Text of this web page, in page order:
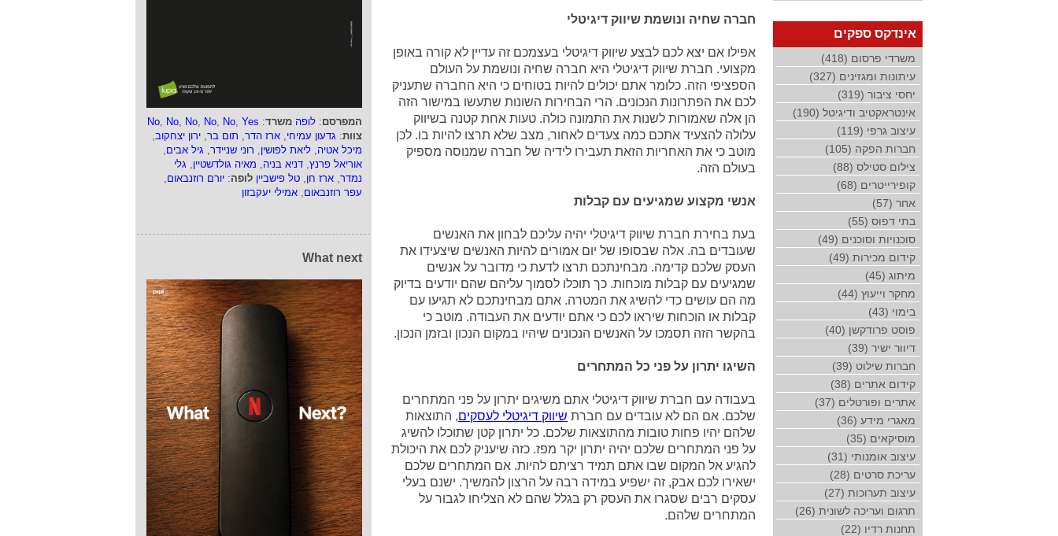
המפרסם: לופה משרד:
No, No, No, No, No, Yes
צוות: גדעון עמיחי, ארז הדר, תום בר, ירון יצחקוב,
מיכל אטיה, ליאת לפושין, רוני שניידר, גיל אבים,
אוריאל פרנץ, דניא בניה, מאיה גולדשטיין, גלי
נמדר, ארז חן, טל פישביין לופה: יורם רוזנבאום,
עפר רוזנבאום, אמילי יעקבזון
What next
חברה שחיה ונושמת שיווק דיגיטלי
אפילו אם יצא לכם לבצע שיווק דיגיטלי בעצמכם זה עדיין לא קורה באופן
מקצועי. חברת שיווק דיגיטלי היא חברה שחיה ונושמת על העולם
הספציפי הזה. כלומר אתם יכולים להיות בטוחים כי היא החברה שתעניק
לכם את הפתרונות הנכונים. הרי הבחירות השונות שתעשו במישור הזה
הן אלה שאמורות לשנות את התמונה כולה. טעות אחת קטנה בשיווק
עלולה להצעיד אתכם כמה צעדים לאחור, מצב שלא תרצו להיות בו. לכן
מוטב כי את האחריות הזאת תעבירו לידיה של חברה שמנוסה מספיק
בעולם הזה.
אנשי מקצוע שמגיעים עם קבלות
בעת בחירת חברת שיווק דיגיטלי יהיה עליכם לבחון את האנשים
שעובדים בה. אלה שבסופו של יום אמורים להיות האנשים שיצעידו את
העסק שלכם קדימה. מבחינתכם תרצו לדעת כי מדובר על אנשים
שמגיעים עם קבלות מוכחות. כך תוכלו לסמוך עליהם שהם יודעים בדיוק
מה הם עושים כדי להשיג את המטרה. אתם מבחינתכם לא תגיעו עם
קבלות או הוכחות שיראו לכם כי אתם יודעים את העבודה. מוטב כי
בהקשר הזה תסמכו על האנשים הנכונים שיהיו במקום הנכון ובזמן הנכון.
השיגו יתרון על פני כל המתחרים
בעבודה עם חברת שיווק דיגיטלי אתם משיגים יתרון על פני המתחרים
שלכם. אם הם לא עובדים עם חברת שיווק דיגיטלי לעסקים, התוצאות
שלהם יהיו פחות טובות מהתוצאות שלכם. כל יתרון קטן שתוכלו להשיג
על פני המתחרים שלכם יהיה יתרון יקר מפז. כזה שיעניק לכם את היכולת
להגיע אל המקום שבו אתם תמיד רציתם להיות. אם המתחרים שלכם
ישאירו לכם אבק, זה ישפיע במידה רבה על הרצון להמשיך. ישנם בעלי
עסקים רבים שסגרו את העסק רק בגלל שהם לא הצליחו לגבור על
המתחרים שלהם.
אינדקס ספקים
משרדי פרסום (418)
עיתונות ומגזינים (327)
יחסי ציבור (319)
אינטראקטיב ודיגיטל (190)
עיצוב גרפי (119)
חברות הפקה (105)
צילום סטילס (88)
קופירייטרים (68)
אחר (57)
בתי דפוס (55)
סוכנויות וסוכנים (49)
קידום מכירות (49)
מיתוג (45)
מחקר וייעוץ (44)
בימוי (43)
פוסט פרודקשן (40)
דיוור ישיר (39)
חברות שילוט (39)
קידום אתרים (38)
אתרים ופורטלים (37)
מאגרי מידע (36)
מוסיקאים (35)
עיצוב אומנותי (31)
עריכת סרטים (28)
עיצוב תערוכות (27)
תרגום ועריכה לשונית (26)
תחנות רדיו (22)